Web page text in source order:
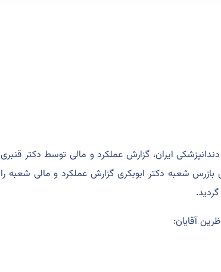
ایران، گزارش عملکرد و مالی توسط دکتر قنبری
شعبه دکتر ابوبکری گزارش عملکرد و مالی شعبه را
آقایان: